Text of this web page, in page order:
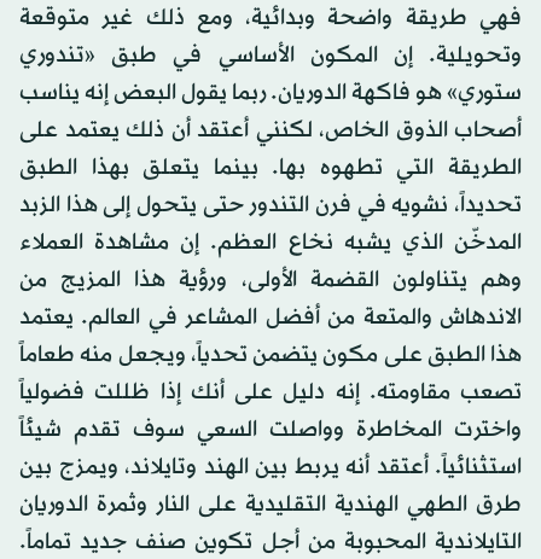
فهي طريقة واضحة وبدائية، ومع ذلك غير متوقعة
وتحويلية. إن المكون الأساسي في طبق «تندوري
ستوري» هو فاكهة الدوريان. ربما يقول البعض إنه يناسب
أصحاب الذوق الخاص، لكنني أعتقد أن ذلك يعتمد على
الطريقة التي تطهوه بها. بينما يتعلق بهذا الطبق
تحديداً، نشويه في فرن التندور حتى يتحول إلى هذا الزبد
المدخّن الذي يشبه نخاع العظم. إن مشاهدة العملاء
وهم يتناولون القضمة الأولى، ورؤية هذا المزيج من
الاندهاش والمتعة من أفضل المشاعر في العالم. يعتمد
هذا الطبق على مكون يتضمن تحدياً، ويجعل منه طعاماً
تصعب مقاومته. إنه دليل على أنك إذا ظللت فضولياً
واخترت المخاطرة وواصلت السعي سوف تقدم شيئاً
استثنائياً. أعتقد أنه يربط بين الهند وتايلاند، ويمزج بين
طرق الطهي الهندية التقليدية على النار وثمرة الدوريان
التايلاندية المحبوبة من أجل تكوين صنف جديد تماماً.